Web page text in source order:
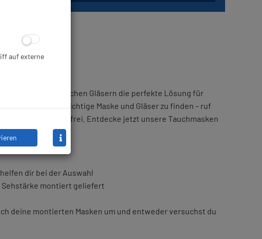
angepassten optischen Gläsern die perfekte Lösung für
Dir jederzeit, die richtige Maske und Gläser zu finden – ruf
einfach und stressfrei. Entdecke jetzt unsere Tauchmasken
dir bei der Auswahl
Sehstärke montiert geliefert
deine montierten Masken um und entweder versuchst du
auf externe